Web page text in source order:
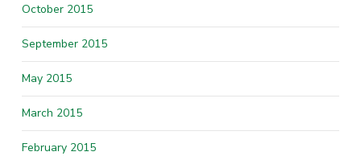
October 2015
September 2015
May 2015
March 2015
February 2015